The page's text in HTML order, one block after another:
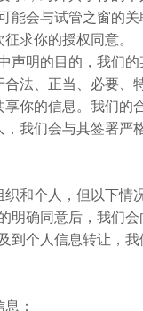
能会与试管之窗的
求你的授权同意。
声明的目的，我们
法、正当、必要
你的信息。我们的
我们会与其签署
和个人，但以下情
确同意后，我们会
到个人信息转让，
：